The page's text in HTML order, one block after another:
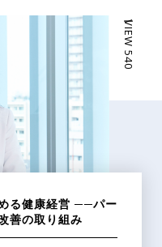
ー VIEW 540
る健康経営 ──パー
善の取り組み